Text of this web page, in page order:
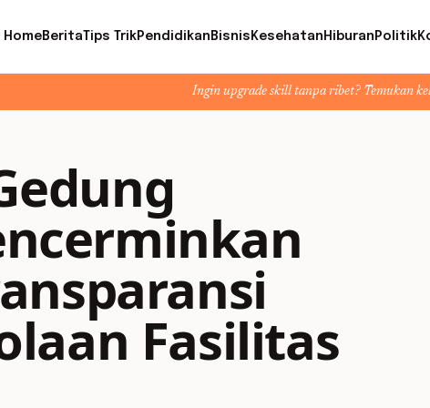
HomeBeritaTips TrikPendidikan Bisnis Kesehatan Hiburan Politik
Ingin upgrade skill tanpa ribet? Temukan kelas seru dan
Fasilitas